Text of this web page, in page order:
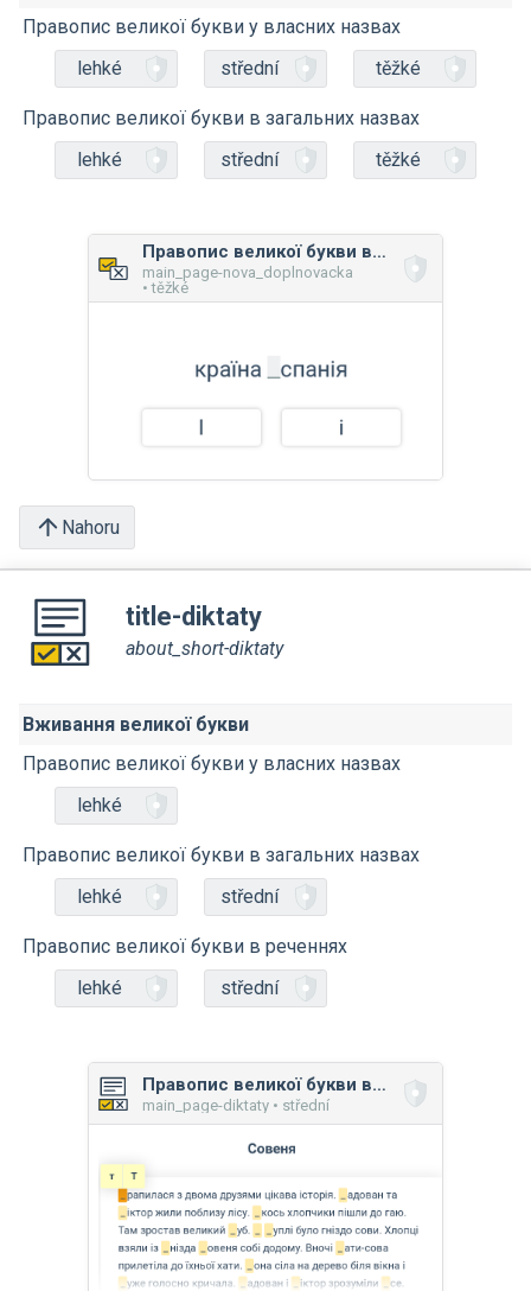
Правопис великої букви у власних назвах
lehké
střední těžké
Правопис великої букви в загальних назвах
lehké
střední těžké
Правопис великої букви в загальних назвах
main_page-nova_doplnovacka
• těžké
Nahoru
title-diktaty
about_short-diktaty
Вживання великої букви
Правопис великої букви у власних назвах
lehké
Правопис великої букви в загальних назвах
lehké
střední
Правопис великої букви в реченнях
lehké
střední
Правопис великої букви в реченнях
main_page-diktaty • střední